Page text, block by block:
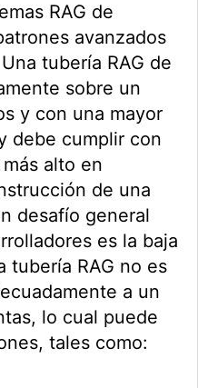
RAG de
avanzados
tubería RAG de
sobre un
y con una mayor
debe cumplir con
alto en
de una
desafío general
es la baja
tubería RAG no es
a un
lo cual puede
tales como: